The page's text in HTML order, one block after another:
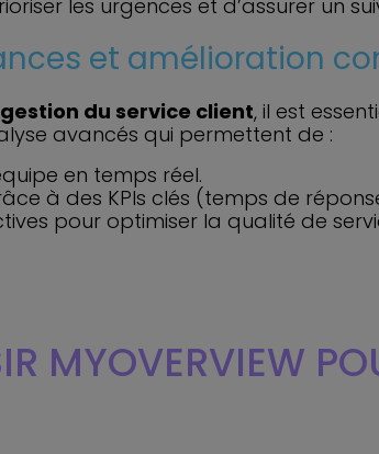
les urgences et d’assurer un
et amélioration
gestion du service client, il est
avancés qui permettent de :
en temps réel.
à des KPIs clés (temps de
pour optimiser la qualité de
MYOVERVIEW